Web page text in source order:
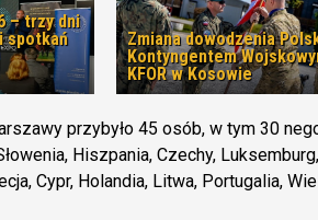
– trzy dni
spotkań
Zmiana dowodzenia
Kontyngentem
KFOR w Kosowie
przybyło 45 osób, w tym 30
Hiszpania, Czechy,
Cypr, Holandia, Litwa, Portugalia,